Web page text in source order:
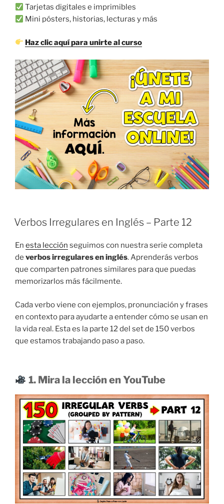
Tarjetas digitales e imprimibles
Mini pósters, historias, lecturas y más
Haz clic aquí para unirte al curso
Verbos Irregulares en Inglés – Parte 12
En esta lección seguimos con nuestra serie completa
de verbos irregulares en inglés. Aprenderás verbos
que comparten patrones similares para que puedas
memorizarlos más fácilmente.
Cada verbo viene con ejemplos, pronunciación y frases
en contexto para ayudarte a entender cómo se usan en
la vida real. Esta es la parte 12 del set de 150 verbos
que estamos trabajando paso a paso.
1. Mira la lección en YouTube